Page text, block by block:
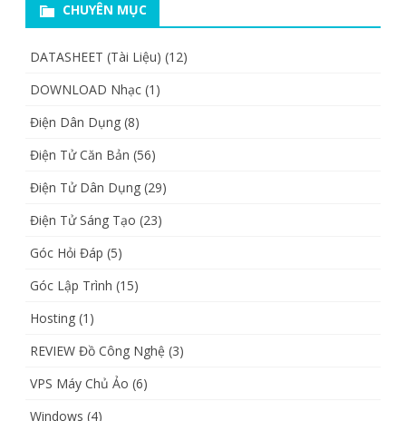
CHUYÊN MỤC
DATASHEET (Tài Liệu) (12)
DOWNLOAD Nhạc (1)
Điện Dân Dụng (8)
Điện Tử Căn Bản (56)
Điện Tử Dân Dụng (29)
Điện Tử Sáng Tạo (23)
Góc Hỏi Đáp (5)
Góc Lập Trình (15)
Hosting (1)
REVIEW Đồ Công Nghệ (3)
VPS Máy Chủ Ảo (6)
Windows (4)